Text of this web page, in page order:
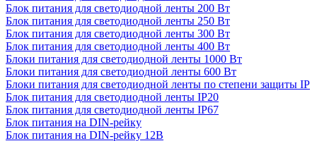
Блок питания для светодиодной ленты 200 Вт
Блок питания для светодиодной ленты 250 Вт
Блок питания для светодиодной ленты 300 Вт
Блок питания для светодиодной ленты 400 Вт
Блоки питания для светодиодной ленты 1000 Вт
Блоки питания для светодиодной ленты 600 Вт
Блоки питания для светодиодной ленты по степени защиты IP
Блок питания для светодиодной ленты IP20
Блок питания для светодиодной ленты IP67
Блок питания на DIN-рейку
Блок питания на DIN-рейку 12В